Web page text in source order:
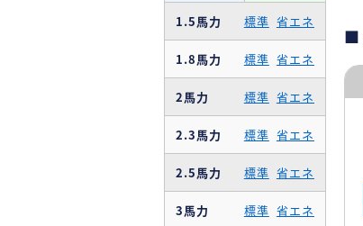
1.5馬力 標準 省エネ
1.8馬力 標準 省エネ
2馬力 標準 省エネ
2.3馬力 標準 省エネ
2.5馬力 標準 省エネ
3馬力 標準 省エネ